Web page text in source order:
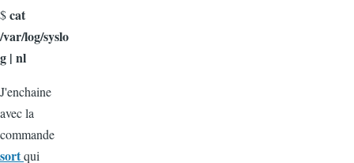
$cat
/var/log/syslo
g | nl
J'enchaine
avec la
commande
sortqui